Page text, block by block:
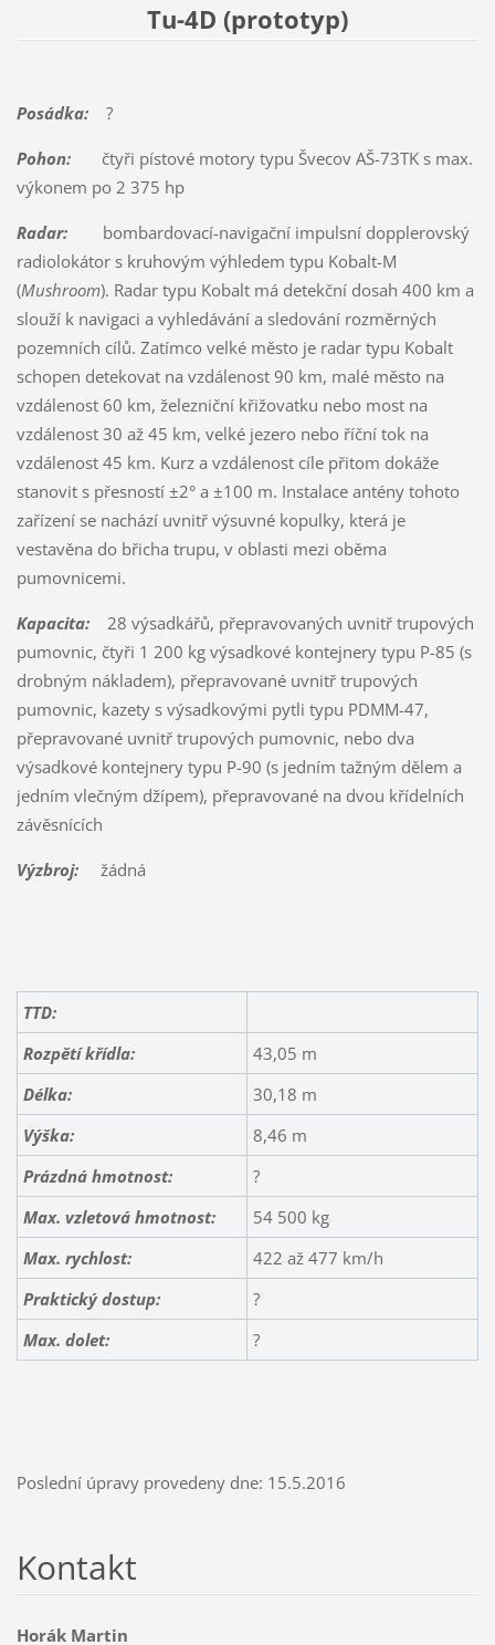
Tu-4D (prototyp)
Posádka:?
Pohon:čtyři pístové motory typu Švecov AŠ-73TK s max.
výkonem po 2 375 hp
Radar:bombardovací-navigační impulsní dopplerovský
radiolokátor s kruhovým výhledem typu Kobalt-M
(Mushroom). Radar typu Kobalt má detekční dosah 400 km a
slouží k navigaci a vyhledávání a sledování rozměrných
pozemních cílů. Zatímco velké město je radar typu Kobalt
schopen detekovat na vzdálenost 90 km, malé město na
vzdálenost 60 km, železniční křižovatku nebo most na
vzdálenost 30 až 45 km, velké jezero nebo říční tok na
vzdálenost 45 km. Kurz a vzdálenost cíle přitom dokáže
stanovit s přesností ±2° a ±100 m. Instalace antény tohoto
zařízení se nachází uvnitř výsuvné kopulky, která je
vestavěna do břicha trupu, v oblasti mezi oběma
pumovnicemi.
Kapacita:28 výsadkářů, přepravovaných uvnitř trupových
pumovnic, čtyři 1 200 kg výsadkové kontejnery typu P-85 (s
drobným nákladem), přepravované uvnitř trupových
pumovnic, kazety s výsadkovými pytli typu PDMM-47,
přepravované uvnitř trupových pumovnic, nebo dva
výsadkové kontejnery typu P-90 (s jedním tažným dělem a
jedním vlečným džípem), přepravované na dvou křídelních
závěsnících
Výzbroj:žádná
TTD:
Rozpětí křídla:
43,05 m
Délka:
30,18 m
Výška:
8,46 m
Prázdná hmotnost:
?
Max. vzletová hmotnost:
54 500 kg
Max. rychlost:
422 až 477 km/h
Praktický dostup:
?
Max. dolet:
?
Poslední úpravy provedeny dne: 15.5.2016
Kontakt
Horák Martin